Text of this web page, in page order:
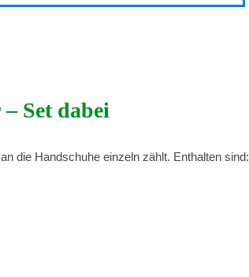
Set dabei
die Handschuhe einzeln zählt. Enthalten sind: